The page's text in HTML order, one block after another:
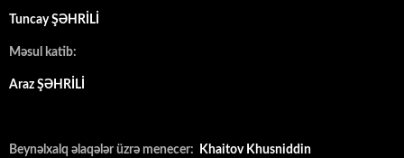
Tuncay ŞƏHRİLİ
Məsul katib:
Araz ŞƏHRİLİ
Beynəlxalq əlaqələr üzrə menecer: Khaitov Khusniddin